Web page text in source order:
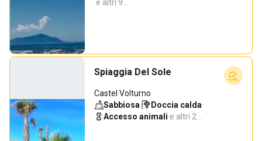
·e altri 9…
Spiaggia Del Sole
Castel Volturno
Sabbiosa· Doccia calda·
Accesso animali·e altri 2…